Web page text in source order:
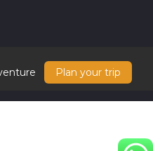
Plan your trip